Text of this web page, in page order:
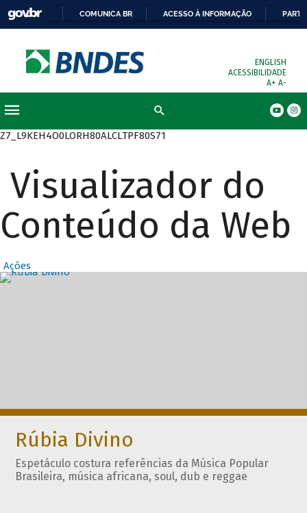
COMUNICA BR ACESSO À INFORMAÇÃO
ENGLISH
ACESSIBILIDADE
A+ A-
Z7_L9KEH4O0LORH80ALCLTPF80S71
Visualizador do
Conteúdo da Web
Ações
Destaques
Rúbia Divino
Espetáculo costura referências da Música Popular
Brasileira, música africana, soul, dub e reggae